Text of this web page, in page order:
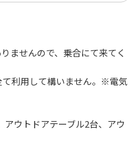
ませんので、乗合にて来てく
て利用して構いません。※電気
ウトドアテーブル2台、アウ
2枚、空気清浄機1台、電源・